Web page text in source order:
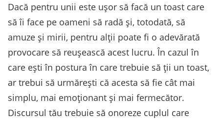
Dacă pentru unii este ușor să facă un toast care
să îi face pe oameni să radă și, totodată, să
amuze și mirii, pentru alții poate fi o adevărată
provocare să reușească acest lucru. În cazul în
care ești în postura în care trebuie să ții un toast,
ar trebui să urmărești că acesta să fie cât mai
simplu, mai emoționant și mai fermecător.
Discursul tău trebuie să onoreze cuplul care